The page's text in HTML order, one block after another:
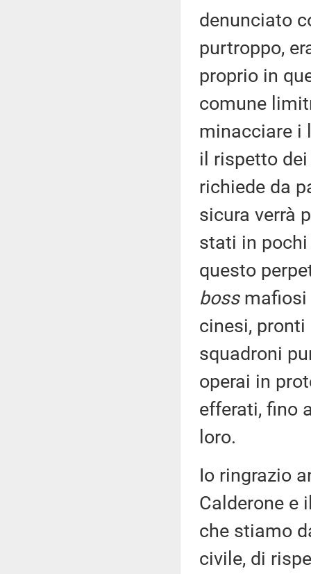
denunciato
purtroppo,
proprio in
comune
minacciare i
il rispetto
richiede da
sicura verrà
stati in pochi
questo
bossmafiosi
cinesi,
squadroni
operai in
efferati, fino
loro.
Io ringrazio
Calderone e
che stiamo
civile, di